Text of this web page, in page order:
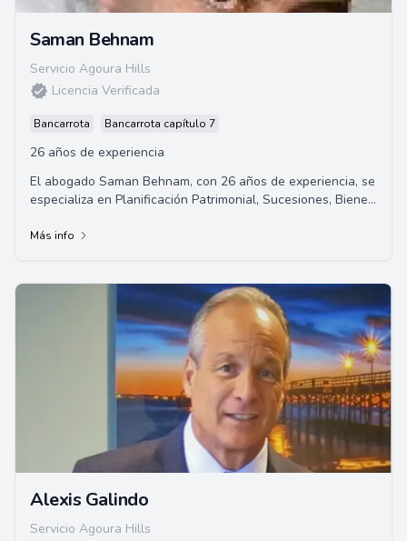
Saman Behnam
Servicio Agoura Hills
Licencia Verificada
Bancarrota Bancarrota capítulo 7
26 años de experiencia
El abogado Saman Behnam, con 26 años de experiencia, se
especializa en Planificación Patrimonial, Sucesiones, Bienes
civiles y mediación. Ofrece servicios legales especializados
Más info
Alexis Galindo
Servicio Agoura Hills